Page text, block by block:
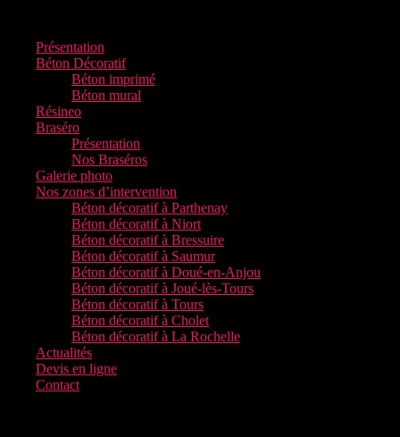
Présentation
Béton Décoratif
Béton imprimé
Béton mural
Résineo
Braséro
Présentation
Nos Braséros
Galerie photo
Nos zones d’intervention
Béton décoratif à Parthenay
Béton décoratif à Niort
Béton décoratif à Bressuire
Béton décoratif à Saumur
Béton décoratif à Doué-en-Anjou
Béton décoratif à Joué-lès-Tours
Béton décoratif à Tours
Béton décoratif à Cholet
Béton décoratif à La Rochelle
Actualités
Devis en ligne
Contact